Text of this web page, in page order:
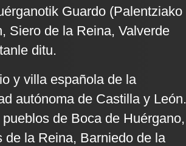
Guardo (Palentziako
Siero de la Reina, Valverde
ditu.
y villa española de la
autónoma de Castilla y León.
de Boca de Huérgano,
la Reina, Barniedo de la